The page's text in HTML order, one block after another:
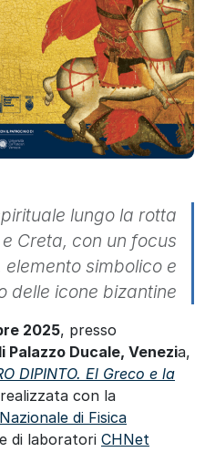
lungo la rotta
Creta, con un focus
elemento simbolico e
delle icone bizantine
2025, presso
Palazzo Ducale, Venezia,
DIPINTO. El Greco e la
con la
di Fisica
di laboratori CHNet